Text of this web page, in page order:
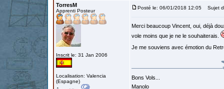
TorresM
Apprenti Posteur
Inscrit le: 31 Jan 2006
Localisation: Valencia
(Espagne)
Posté le: 06/01/2018 12:05 Sujet
Merci beaucoup Vincent, oui, déjà
vole moins que je ne le souhaiterais.
Je me souviens avec émotion du
Bons Vols...
Manolo